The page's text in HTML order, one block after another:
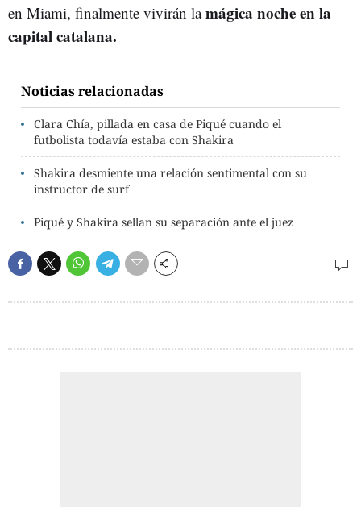
en Miami, finalmente vivirán lamágica noche en la
capital catalana.
Noticias relacionadas
Clara Chía, pillada en casa de Piqué cuando el
futbolista todavía estaba con Shakira
Shakira desmiente una relación sentimental con su
instructor de surf
Piqué y Shakira sellan su separación ante el juez